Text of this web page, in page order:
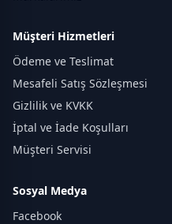
Müşteri Hizmetleri
Ödeme ve Teslimat
Mesafeli Satış Sözleşmesi
Gizlilik ve KVKK
İptal ve İade Koşulları
Müşteri Servisi
Sosyal Medya
Facebook